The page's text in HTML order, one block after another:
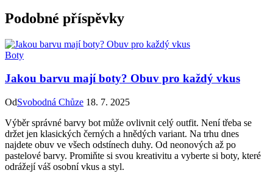
Podobné příspěvky
Boty
Jakou barvu mají boty? Obuv pro každý vkus
OdSvobodná Chůze 18. 7. 2025
Výběr správné barvy bot může ovlivnit celý outfit. Není třeba se
držet jen klasických černých a hnědých variant. Na trhu dnes
najdete obuv ve všech odstínech duhy. Od neonových až po
pastelové barvy. Promiňte si svou kreativitu a vyberte si boty, které
odrážejí váš osobní vkus a styl.